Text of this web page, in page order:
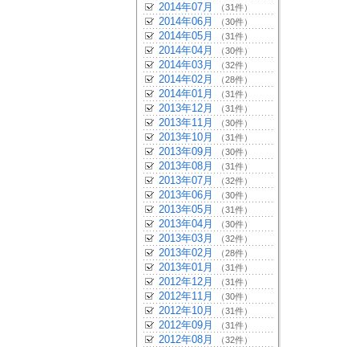
2014年07月 （31件）
2014年06月 （30件）
2014年05月 （31件）
2014年04月 （30件）
2014年03月 （32件）
2014年02月 （28件）
2014年01月 （31件）
2013年12月 （31件）
2013年11月 （30件）
2013年10月 （31件）
2013年09月 （30件）
2013年08月 （31件）
2013年07月 （32件）
2013年06月 （30件）
2013年05月 （31件）
2013年04月 （30件）
2013年03月 （32件）
2013年02月 （28件）
2013年01月 （31件）
2012年12月 （31件）
2012年11月 （30件）
2012年10月 （31件）
2012年09月 （31件）
2012年08月 （32件）